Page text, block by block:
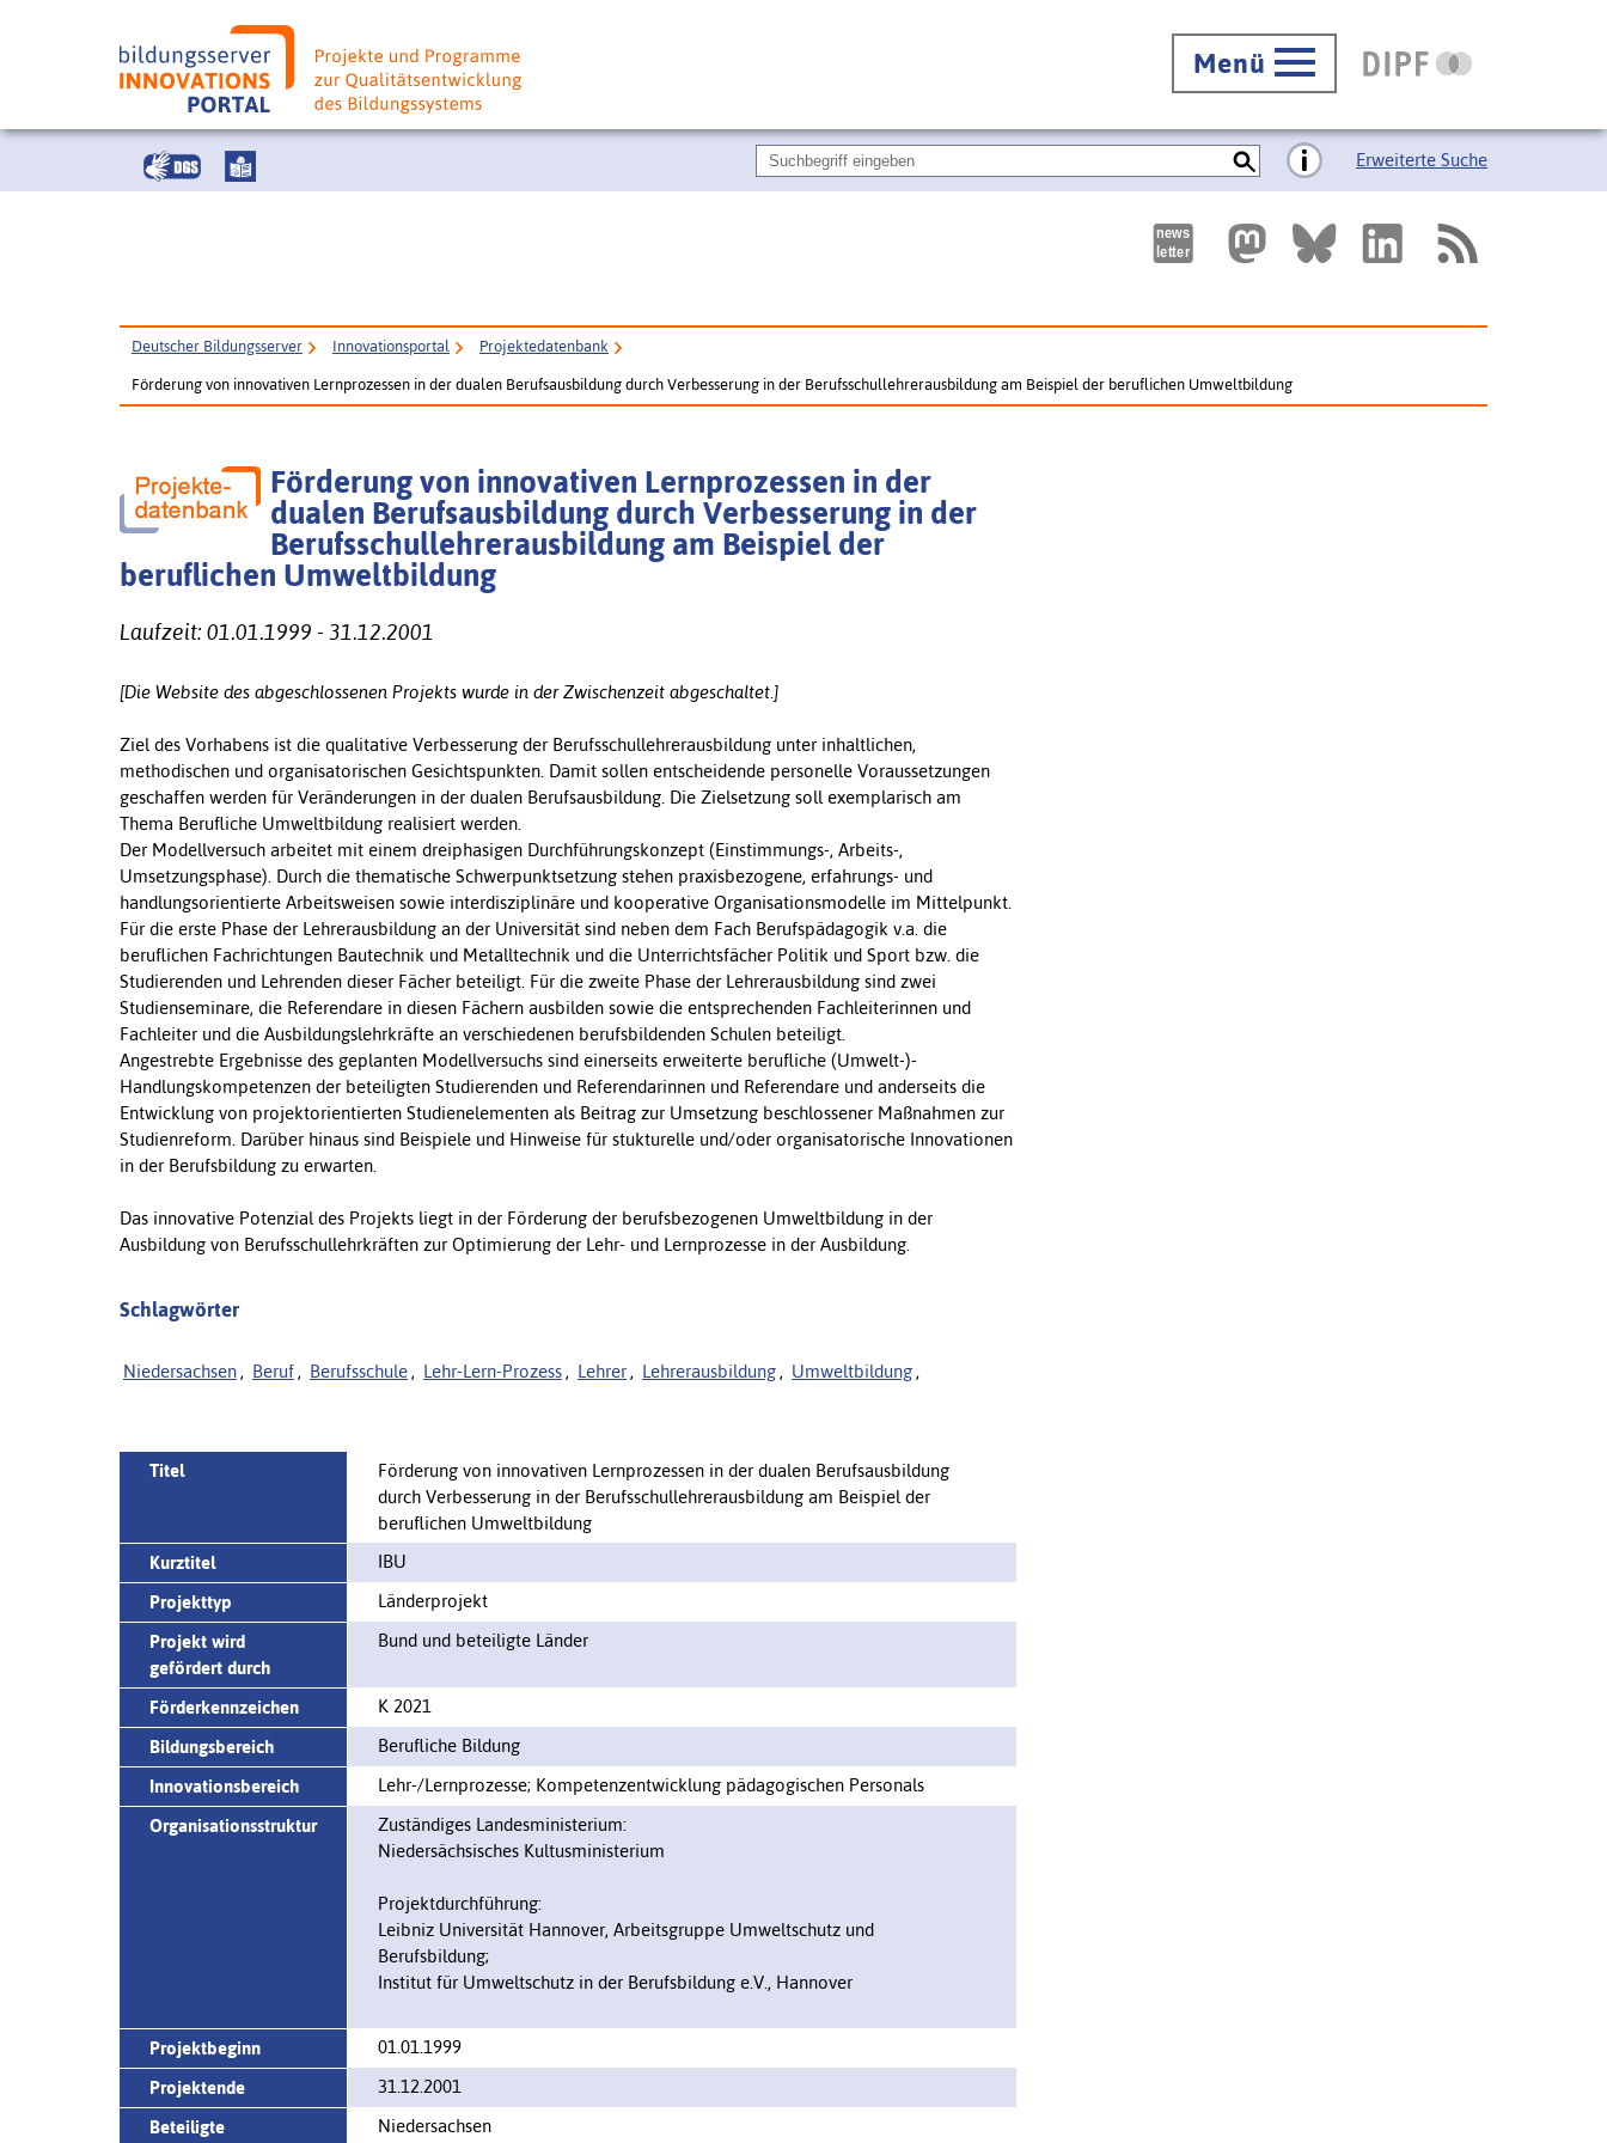
Menü
Erweiterte Suche
Deutscher Bildungsserver Innovationsportal Projektedatenbank
Förderung von innovativen Lernprozessen in der dualen Berufsausbildung durch Verbesserung in der Berufsschullehrerausbildung am Beispiel der beruflichen Umweltbildung
Förderung von innovativen Lernprozessen in der
dualen Berufsausbildung durch Verbesserung in der
Berufsschullehrerausbildung am Beispiel der
beruflichen Umweltbildung
Laufzeit: 01.01.1999 - 31.12.2001
[Die Website des abgeschlossenen Projekts wurde in der Zwischenzeit abgeschaltet.]
Ziel des Vorhabens ist die qualitative Verbesserung der Berufsschullehrerausbildung unter inhaltlichen,
methodischen und organisatorischen Gesichtspunkten. Damit sollen entscheidende personelle Voraussetzungen
geschaffen werden für Veränderungen in der dualen Berufsausbildung. Die Zielsetzung soll exemplarisch am
Thema Berufliche Umweltbildung realisiert werden.
Der Modellversuch arbeitet mit einem dreiphasigen Durchführungskonzept (Einstimmungs-, Arbeits-,
Umsetzungsphase). Durch die thematische Schwerpunktsetzung stehen praxisbezogene, erfahrungs- und
handlungsorientierte Arbeitsweisen sowie interdisziplinäre und kooperative Organisationsmodelle im Mittelpunkt.
Für die erste Phase der Lehrerausbildung an der Universität sind neben dem Fach Berufspädagogik v.a. die
beruflichen Fachrichtungen Bautechnik und Metalltechnik und die Unterrichtsfächer Politik und Sport bzw. die
Studierenden und Lehrenden dieser Fächer beteiligt. Für die zweite Phase der Lehrerausbildung sind zwei
Studienseminare, die Referendare in diesen Fächern ausbilden sowie die entsprechenden Fachleiterinnen und
Fachleiter und die Ausbildungslehrkräfte an verschiedenen berufsbildenden Schulen beteiligt.
Angestrebte Ergebnisse des geplanten Modellversuchs sind einerseits erweiterte berufliche (Umwelt-)-
Handlungskompetenzen der beteiligten Studierenden und Referendarinnen und Referendare und anderseits die
Entwicklung von projektorientierten Studienelementen als Beitrag zur Umsetzung beschlossener Maßnahmen zur
Studienreform. Darüber hinaus sind Beispiele und Hinweise für stukturelle und/oder organisatorische Innovationen
in der Berufsbildung zu erwarten.
Das innovative Potenzial des Projekts liegt in der Förderung der berufsbezogenen Umweltbildung in der
Ausbildung von Berufsschullehrkräften zur Optimierung der Lehr- und Lernprozesse in der Ausbildung.
Schlagwörter
Niedersachsen , Beruf , Berufsschule , Lehr-Lern-Prozess , Lehrer , Lehrerausbildung , Umweltbildung ,
Titel
Förderung von innovativen Lernprozessen in der dualen Berufsausbildung
durch Verbesserung in der Berufsschullehrerausbildung am Beispiel der
beruflichen Umweltbildung
Kurztitel
IBU
Projekttyp
Länderprojekt
Projekt wird
gefördert durch
Bund und beteiligte Länder
Förderkennzeichen
K 2021
Bildungsbereich
Berufliche Bildung
Innovationsbereich
Lehr-/Lernprozesse; Kompetenzentwicklung pädagogischen Personals
Organisationsstruktur
Zuständiges Landesministerium:
Niedersächsisches Kultusministerium
Projektdurchführung:
Leibniz Universität Hannover, Arbeitsgruppe Umweltschutz und
Berufsbildung;
Institut für Umweltschutz in der Berufsbildung e.V., Hannover
Projektbeginn
01.01.1999
Projektende
31.12.2001
Beteiligte
Niedersachsen